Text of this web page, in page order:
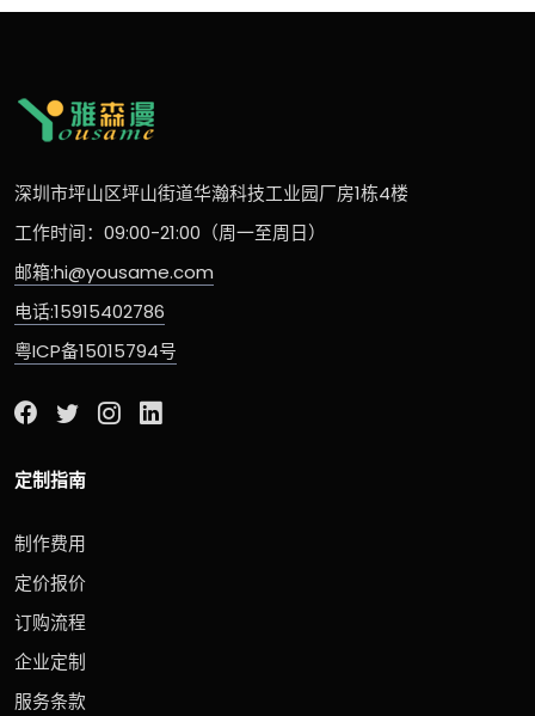
深圳市坪山区坪山街道华瀚科技工业园厂房1栋4楼
工作时间：09:00-21:00（周一至周日）
邮箱:hi@yousame.com
电话:15915402786
粤ICP备15015794号
定制指南
制作费用
定价报价
订购流程
企业定制
服务条款